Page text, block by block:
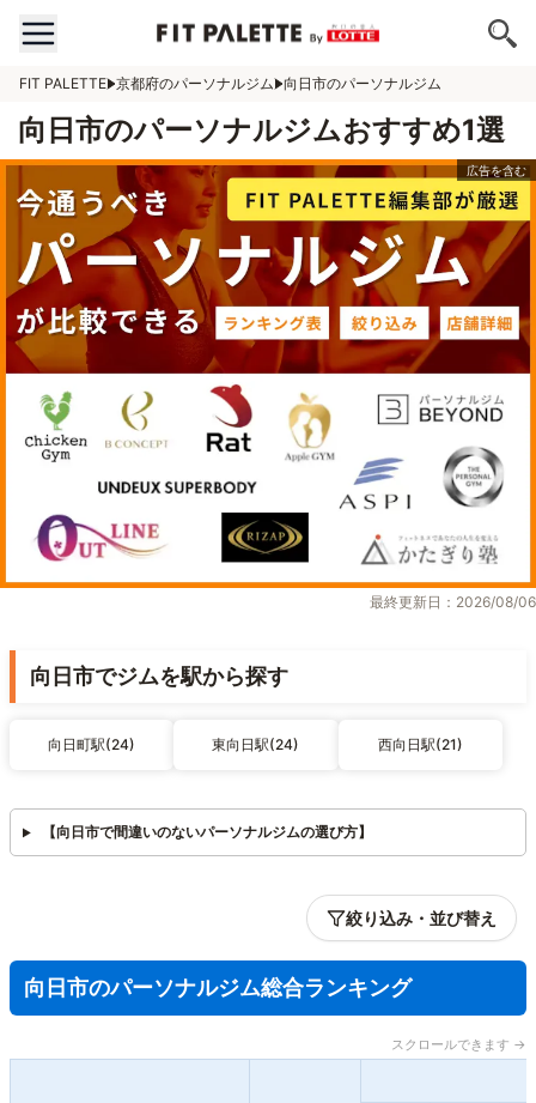
FIT PALETTE 京都府のパーソナルジム 向日市のパーソナルジム
向日市のパーソナルジムおすすめ1選
最終更新日：2026/08/06
向日市でジムを駅から探す
向日町駅(24) 東向日駅(24) 西向日駅(21)
【向日市で間違いのないパーソナルジムの選び方】
絞り込み・並び替え
向日市のパーソナルジム総合ランキング
スクロールできます →